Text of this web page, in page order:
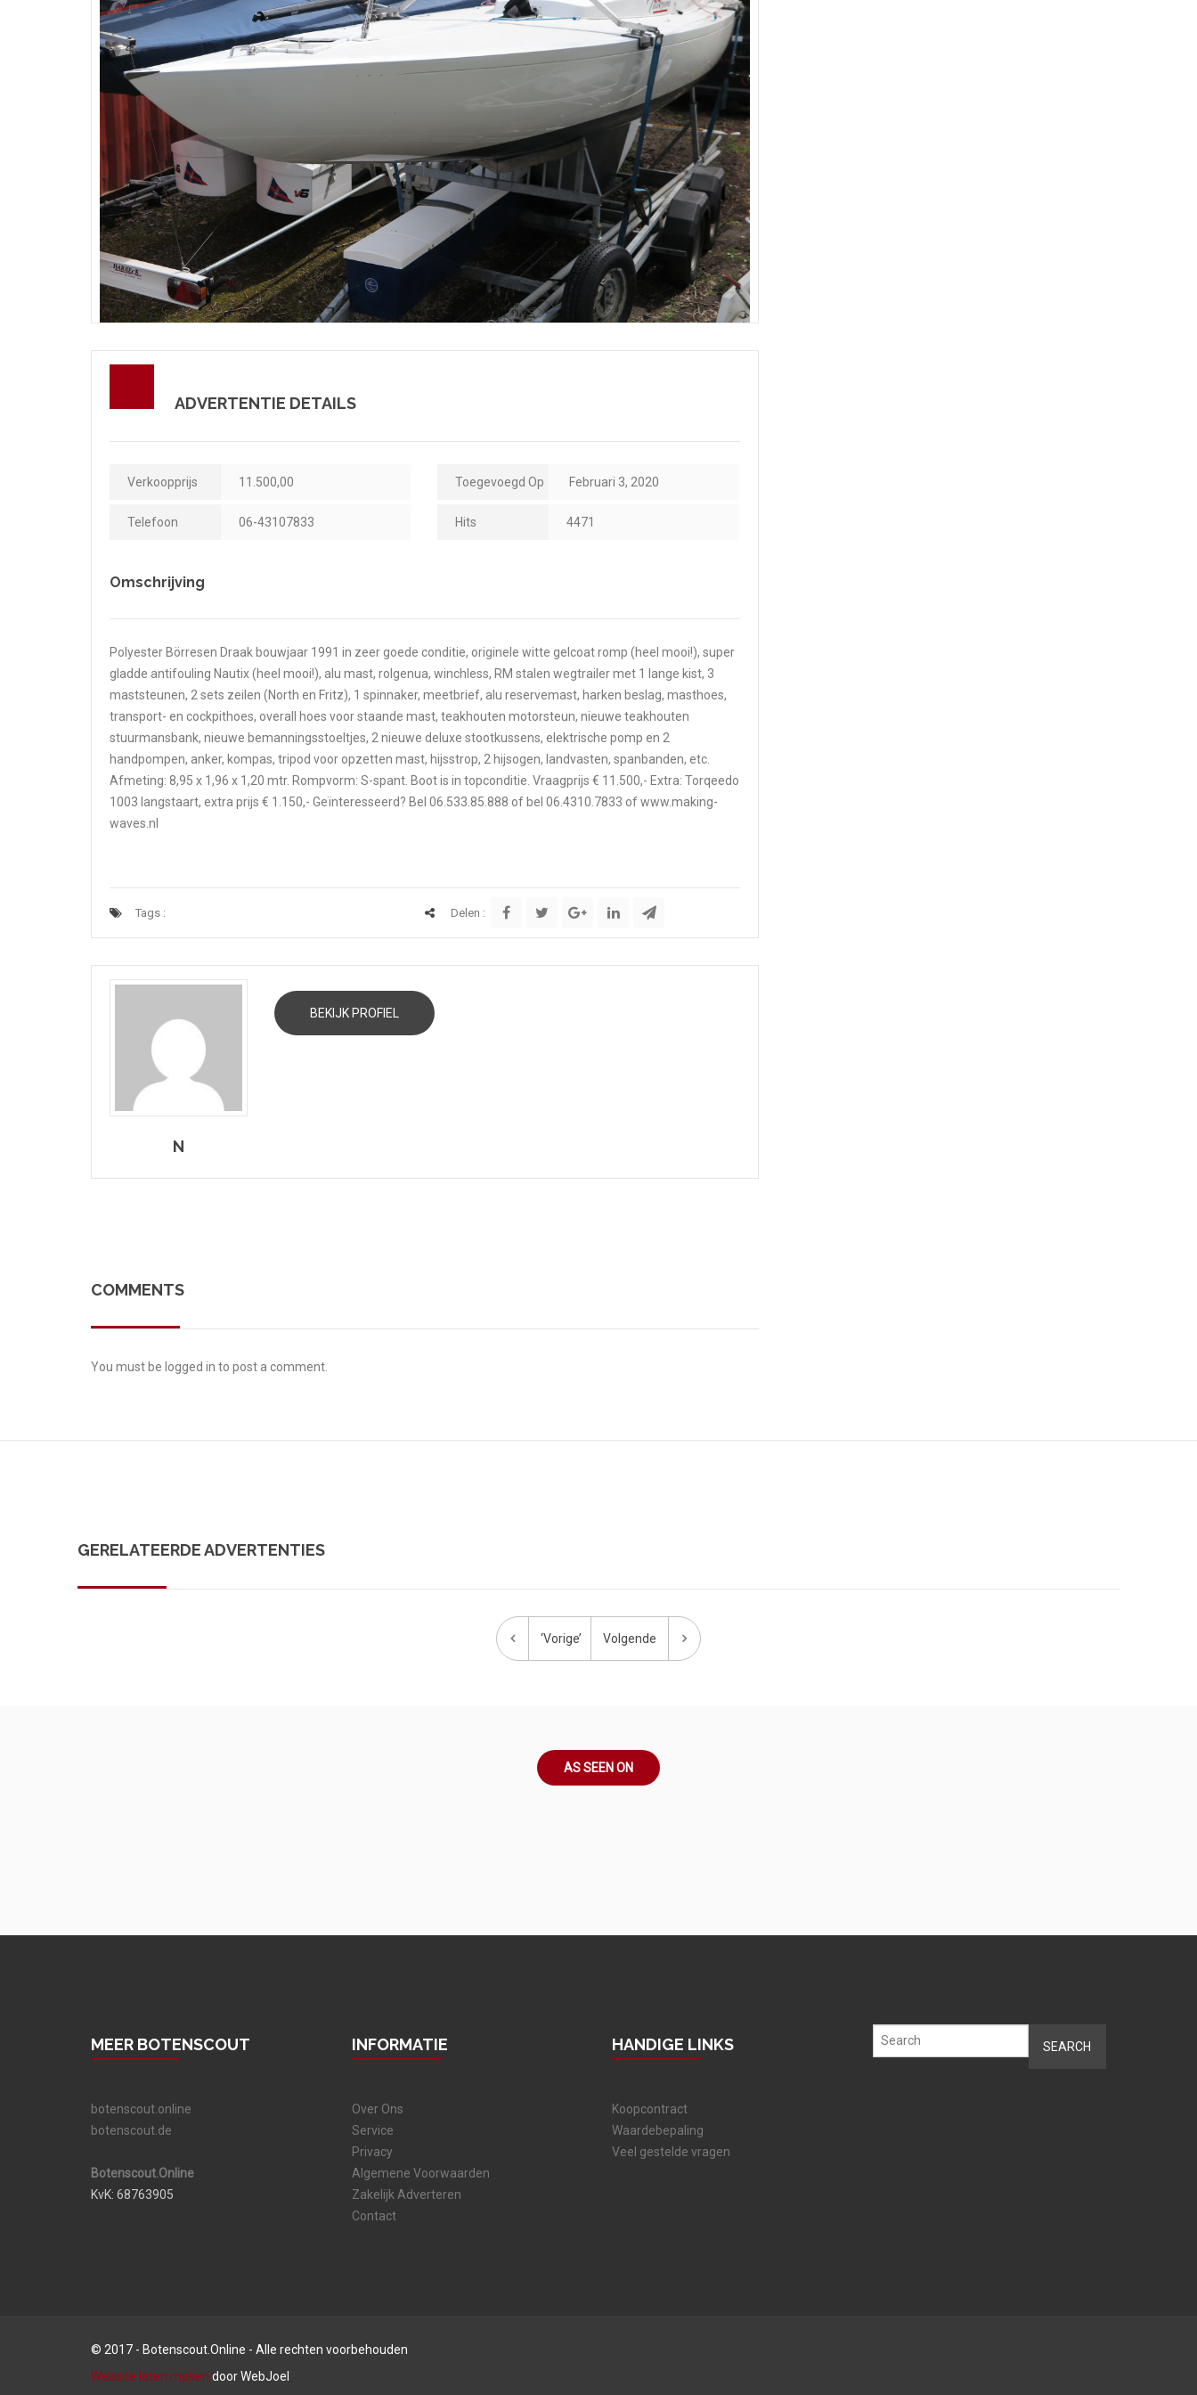
ADVERTENTIE DETAILS
Verkoopprijs 11.500,00 Toegevoegd Op Februari 3, 2020
Telefoon 06-43107833 Hits 4471
Omschrijving
Polyester Börresen Draak bouwjaar 1991 in zeer goede conditie, originele witte gelcoat romp (heel mooi!), super
gladde antifouling Nautix (heel mooi!), alu mast, rolgenua, winchless, RM stalen wegtrailer met 1 lange kist, 3
maststeunen, 2 sets zeilen (North en Fritz), 1 spinnaker, meetbrief, alu reservemast, harken beslag, masthoes,
transport- en cockpithoes, overall hoes voor staande mast, teakhouten motorsteun, nieuwe teakhouten
stuurmansbank, nieuwe bemanningsstoeltjes, 2 nieuwe deluxe stootkussens, elektrische pomp en 2
handpompen, anker, kompas, tripod voor opzetten mast, hijsstrop, 2 hijsogen, landvasten, spanbanden, etc.
Afmeting: 8,95 x 1,96 x 1,20 mtr. Rompvorm: S-spant. Boot is in topconditie. Vraagprijs € 11.500,- Extra: Torqeedo
1003 langstaart, extra prijs € 1.150,- Geïnteresseerd? Bel 06.533.85.888 of bel 06.4310.7833 ofwww.making-
waves.nl
Tags : Delen :
N
BEKIJK PROFIEL
COMMENTS
You must be logged in to post a comment.
GERELATEERDE ADVERTENTIES
‘Vorige’ Volgende
AS SEEN ON
MEER BOTENSCOUT
botenscout.online
botenscout.de
Botenscout.Online
KvK: 68763905
INFORMATIE
Over Ons
Service
Privacy
Algemene Voorwaarden
Zakelijk Adverteren
Contact
HANDIGE LINKS
Koopcontract
Waardebepaling
Veel gestelde vragen
© 2017 - Botenscout.Online - Alle rechten voorbehouden
Website laten maken door WebJoel